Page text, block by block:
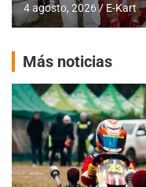
4 agosto, 2026 E-Kart
Más noticias